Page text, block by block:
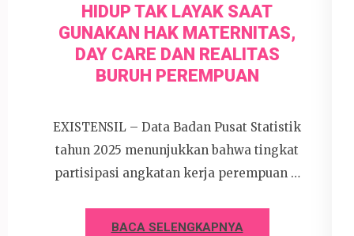
HIDUP TAK LAYAK SAAT
GUNAKAN HAK MATERNITAS,
DAY CARE DAN REALITAS
BURUH PEREMPUAN
EXISTENSIL – Data Badan Pusat Statistik
tahun 2025 menunjukkan bahwa tingkat
partisipasi angkatan kerja perempuan …
BACA SELENGKAPNYA